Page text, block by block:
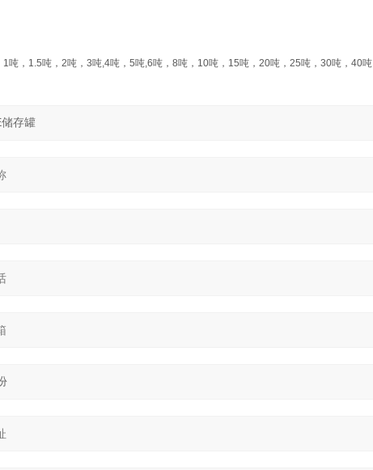
1吨， 1.5吨， 2吨， 3吨,4吨， 5吨,6吨， 8吨， 10吨， 15吨， 20吨， 25吨， 30吨， 40吨